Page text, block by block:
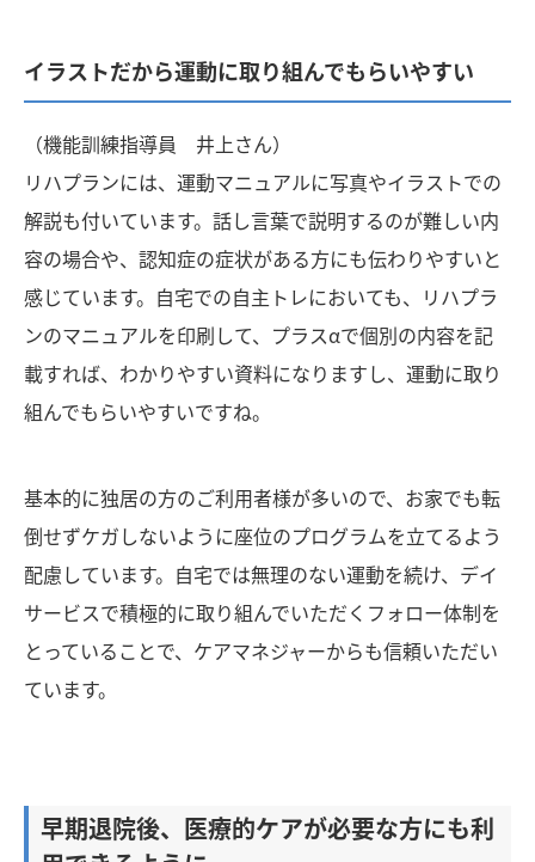
イラストだから運動に取り組んでもらいやすい
（機能訓練指導員 井上さん）
リハプランには、運動マニュアルに写真やイラストでの
解説も付いています。話し言葉で説明するのが難しい内
容の場合や、認知症の症状がある方にも伝わりやすいと
感じています。自宅での自主トレにおいても、リハプラ
ンのマニュアルを印刷して、プラスαで個別の内容を記
載すれば、わかりやすい資料になりますし、運動に取り
組んでもらいやすいですね。
基本的に独居の方のご利用者様が多いので、お家でも転
倒せずケガしないように座位のプログラムを立てるよう
配慮しています。自宅では無理のない運動を続け、デイ
サービスで積極的に取り組んでいただくフォロー体制を
とっていることで、ケアマネジャーからも信頼いただい
ています。
早期退院後、医療的ケアが必要な方にも利